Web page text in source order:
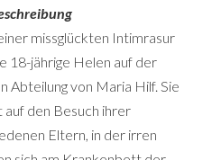
missglückten Intimrasur
18-jährige Helen auf der
Abteilung von Maria Hilf. Sie
den Besuch ihrer
Eltern, in der irren